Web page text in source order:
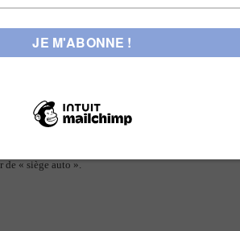
pas », j’ai pénétré dans un magasin spécialisé dans
armoires, mobiles, lits parapluies et lits en bois, etc…
Très vite, je me suis sentie dépassée. Entre
à l’Ouest ! Que choisir pour le bien-être de bébé ?
Il se demande s’il est bien nécessaire d’avoir une
de « siège auto ».